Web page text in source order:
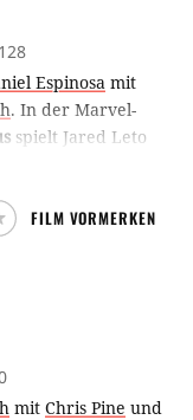
128
Espinosa mit
. In der Marvel-
spielt Jared Leto
allerdings zum
FILM VORMERKEN
mit Chris Pine und